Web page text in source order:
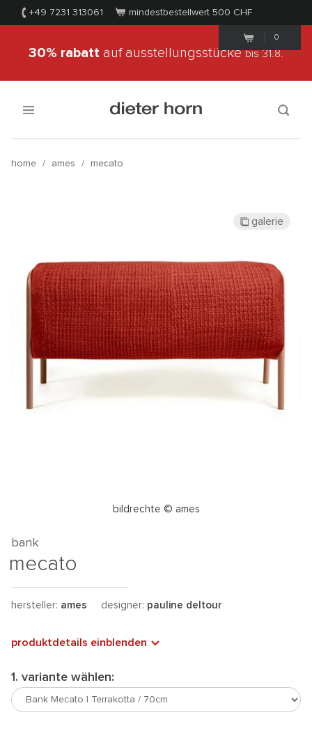
+49 7231 313061 mindestbestellwert 500 CHF
0
30% rabatt auf ausstellungsstückebis 31.8.
home / ames / mecato
bildrechte © ames
galerie
bank
mecato
hersteller: ames designer: pauline deltour
produktdetails einblenden
1. variante wählen: